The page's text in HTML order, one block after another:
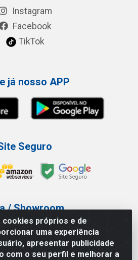
próprios e de
uma experiência
apresentar publicidade
com o seu perfil e melhorar a
Instagram
Facebook
TikTok
já nosso APP
Seguro
/ Showroom
(11) 3227-0546
597 - Pari - São Paulo/SP